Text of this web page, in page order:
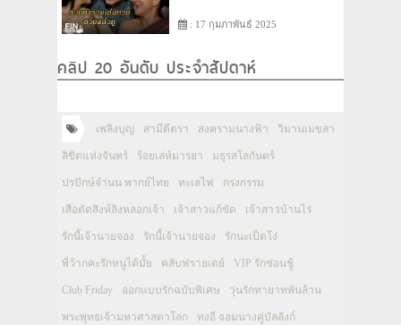
: 17 กุมภาพันธ์ 2025
คลิป 20 อันดับ ประจำสัปดาห์
เพลิงบุญ สามีตีตรา สงครามนางฟ้า วิมานเมขลา
ลิขิตแห่งจันทร์ ร้อยเล่ห์มารยา มธุรสโลกันตร์
ปรปักษ์จำนน พากย์ไทย ทะเลไฟ กรงกรรม
เสือตัดสิงห์ลิงหลอกเจ้า เจ้าสาวแก้ขัด เจ้าสาวบ้านไร่
รักนี้เจ้านายจอง รักนี้เจ้านายจอง รักนะเป็ดโง่
พี่ว้ากคะรักหนูได้มั้ย คลับฟรายเดย์ VIP รักซ่อนชู้
Club Friday ออกแบบรักฉบับพิเศษ วุ่นรักทายาทพันล้าน
พระพุทธเจ้ามหาศาสดาโลก ทงอี จอมนางคู่บัลลังก์